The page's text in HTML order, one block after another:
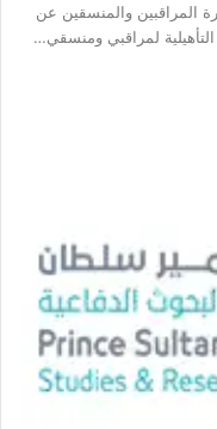
المراقبين والمنسقين عن
لمراقبي ومنسقي…